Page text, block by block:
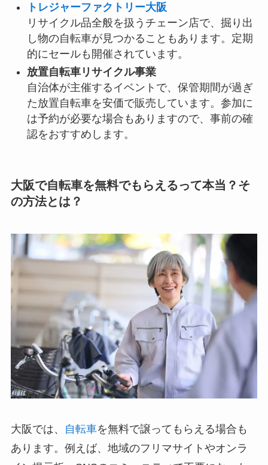
トレジャーファクトリー大阪
リサイクル品全般を扱うチェーン店で、掘り出
し物の自転車が見つかることもあります。定期
的にセールも開催されています。
放置自転車リサイクル事業
自治体が主催するイベントで、保管期間が過ぎ
た放置自転車を安価で販売しています。参加に
は予約が必要な場合もありますので、事前の確
認をおすすめします。
大阪で自転車を無料でもらえるって本当？そ
の方法とは？
大阪では、 自転車を無料で譲ってもらえる場合も
あります。例えば、地域のフリマサイトやオンラ